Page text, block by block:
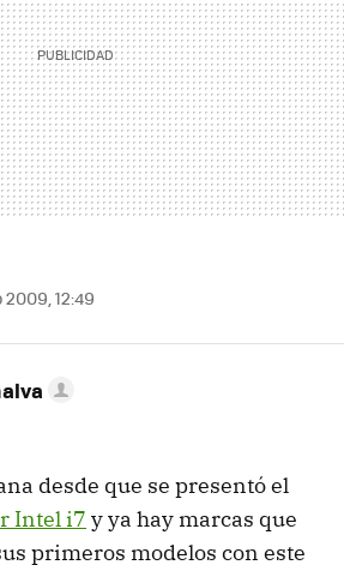
12:49
desde que se presentó el
Intel i7 y ya hay marcas que
primeros modelos con este